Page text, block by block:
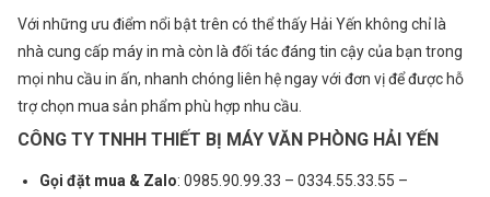
Với những ưu điểm nổi bật trên có thể thấy Hải Yến không chỉ là
nhà cung cấp máy in mà còn là đối tác đáng tin cậy của bạn trong
mọi nhu cầu in ấn, nhanh chóng liên hệ ngay với đơn vị để được hỗ
trợ chọn mua sản phẩm phù hợp nhu cầu.
CÔNG TY TNHH THIẾT BỊ MÁY VĂN PHÒNG HẢI YẾN
Gọi đặt mua & Zalo: 0985.90.99.33 – 0334.55.33.55 –
Gửi thông tin